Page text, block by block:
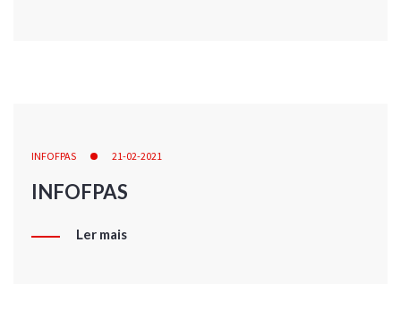
INFOFPAS 21-02-2021
INFOFPAS
Ler mais